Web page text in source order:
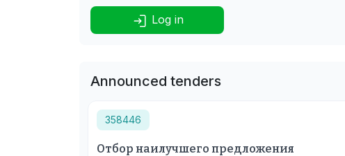
Log in
Announced tenders
358446
Отбор наилучшего предложения